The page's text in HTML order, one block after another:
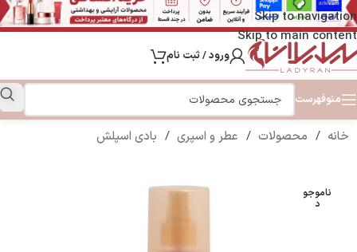
Skip to navigation
Skip to main content
ورود / ثبت نام
منوفهرست
خانه / محصولات / عطر و اسپری / بادی اسپلش
ناموجو
د